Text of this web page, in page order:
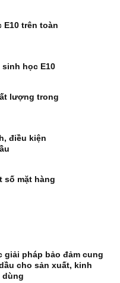
trên toàn
học E10
lượng trong
điều kiện
số mặt hàng
giải pháp bảo đảm cung
cho sản xuất, kinh
dùng